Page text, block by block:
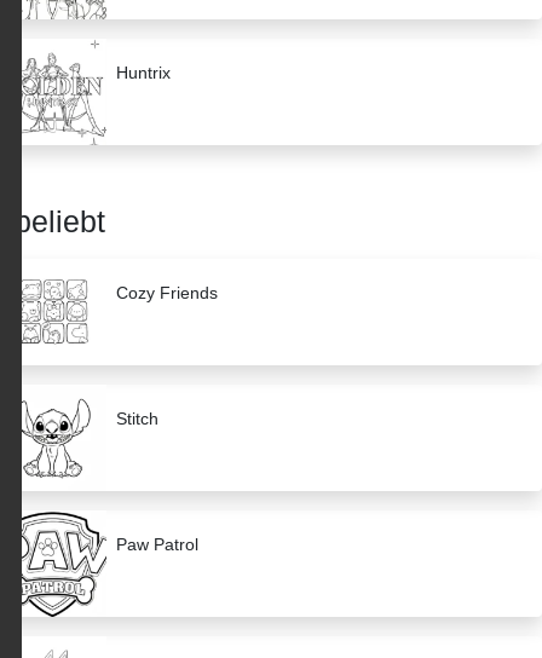
Huntrix
beliebt
Cozy Friends
Stitch
Paw Patrol